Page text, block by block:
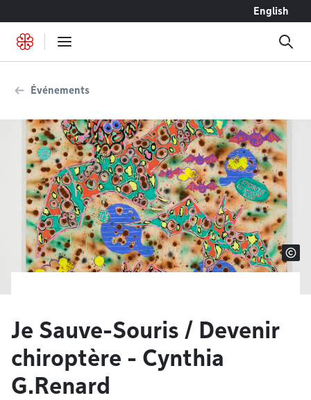
English
Événements
Je Sauve-Souris / Devenir
chiroptère - Cynthia
G.Renard